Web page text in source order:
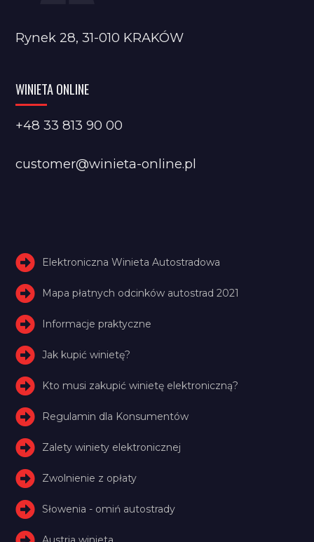
Rynek 28, 31-010 KRAKÓW
WINIETA ONLINE
+48 33 813 90 00
customer@winieta-online.pl
Elektroniczna Winieta Autostradowa
Mapa płatnych odcinków autostrad 2021
Informacje praktyczne
Jak kupić winietę?
Kto musi zakupić winietę elektroniczną?
Regulamin dla Konsumentów
Zalety winiety elektronicznej
Zwolnienie z opłaty
Słowenia - omiń autostrady